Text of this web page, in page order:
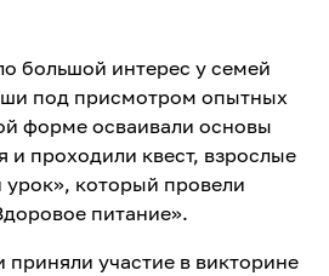
большой интерес у семей
под присмотром опытных
форме осваивали основы
и проходили квест, взрослые
который провели
питание».
приняли участие в викторине